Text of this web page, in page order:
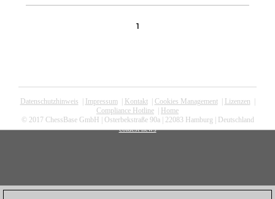
1
Datenschutzhinweis Impressum| Kontakt| Cookies Management| Lizenzen
Compliance Hotline
Home
© 2017 ChessBase GmbH | Osterbekstraße 90a | 22083 Hamburg | Deutschland
coldest news